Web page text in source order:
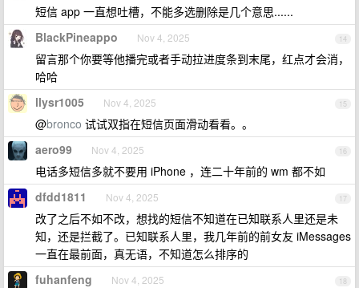
短信 app 一直想吐槽，不能多选删除是几个意思......
14
BlackPineappo Nov 4, 2025
留言那个你要等他播完或者手动拉进度条到末尾，红点才会消，
哈哈
15
llysr1005 Nov 4, 2025
@bronco 试试双指在短信页面滑动看看。。
16
aero99 Nov 4, 2025
电话多短信多就不要用 iPhone ，连二十年前的 wm 都不如
17
dfdd1811 Nov 4, 2025
改了之后不如不改，想找的短信不知道在已知联系人里还是未
知，还是拦截了。已知联系人里，我几年前的前女友 iMessages
一直在最前面，真无语，不知道怎么排序的
18
fuhanfeng Nov 4, 2025